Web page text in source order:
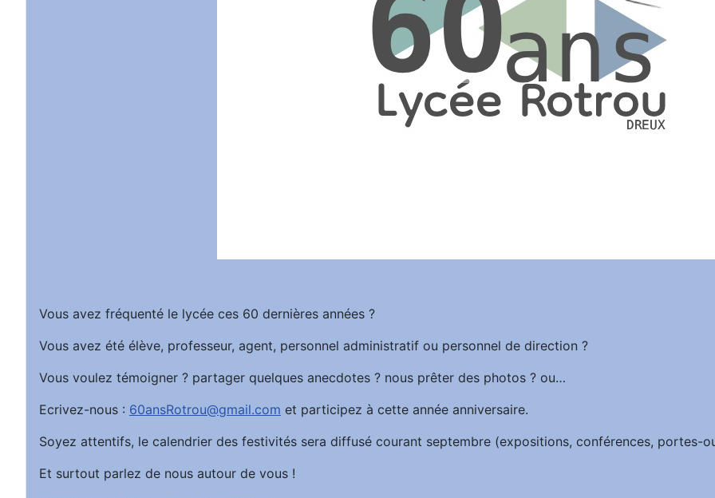
Vous avez fréquenté le lycée ces 60 dernières années ?
Vous avez été élève, professeur, agent, personnel administratif ou personnel de direction ?
Vous voulez témoigner ? partager quelques anecdotes ? nous prêter des photos ? ou…
Ecrivez-nous : 60ansRotrou@gmail.com et participez à cette année anniversaire.
Soyez attentifs, le calendrier des festivités sera diffusé courant septembre (expositions, conférences, portes-
Et surtout parlez de nous autour de vous !